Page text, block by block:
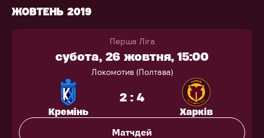
ЖОВТЕНЬ 2019
Перша Ліга
субота, 26 жовтня, 15:00
Локомотив (Полтава)
Кремінь
2 : 4
Харків
Матчдей